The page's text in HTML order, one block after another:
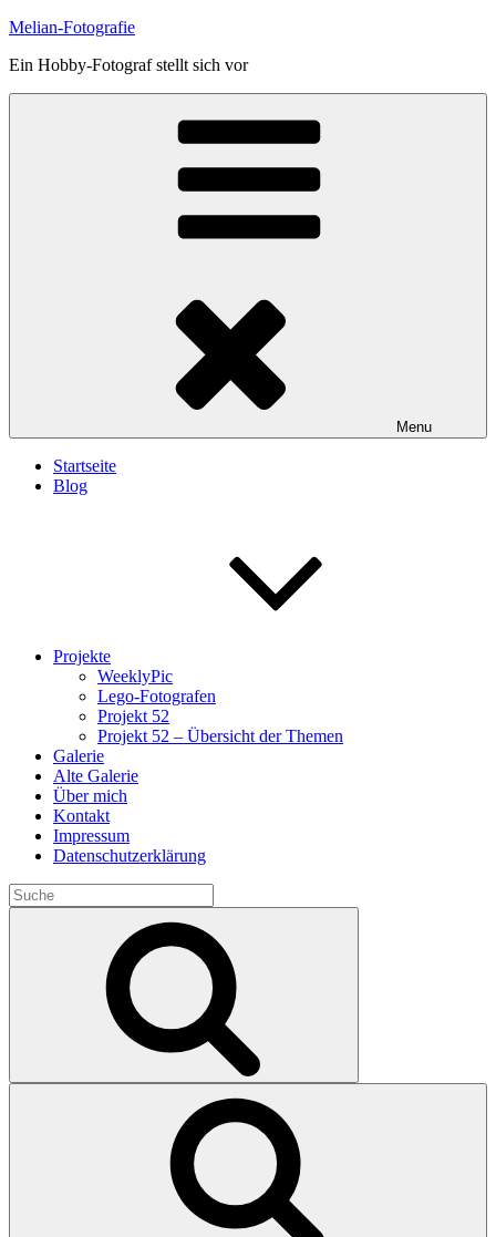
Skip
content
Melian-Fotografie
Ein Hobby-Fotograf stellt sich vor
Menu
Startseite
Blog
Projekte
WeeklyPic
Lego-Fotografen
Projekt 52
Projekt 52 – Übersicht der Themen
Galerie
Alte Galerie
Über mich
Kontakt
Impressum
Datenschutzerklärung
Search
for: